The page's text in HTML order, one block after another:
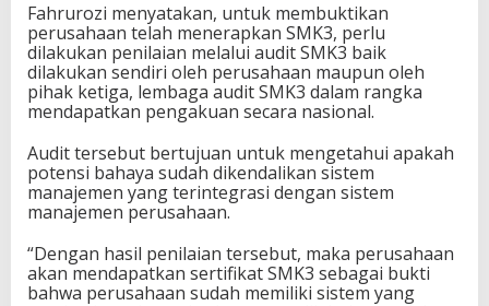
Fahrurozi menyatakan, untuk membuktikan
perusahaan telah menerapkan SMK3, perlu
dilakukan penilaian melalui audit SMK3 baik
dilakukan sendiri oleh perusahaan maupun oleh
pihak ketiga, lembaga audit SMK3 dalam rangka
mendapatkan pengakuan secara nasional.
Audit tersebut bertujuan untuk mengetahui apakah
potensi bahaya sudah dikendalikan sistem
manajemen yang terintegrasi dengan sistem
manajemen perusahaan.
“Dengan hasil penilaian tersebut, maka perusahaan
akan mendapatkan sertifikat SMK3 sebagai bukti
bahwa perusahaan sudah memiliki sistem yang